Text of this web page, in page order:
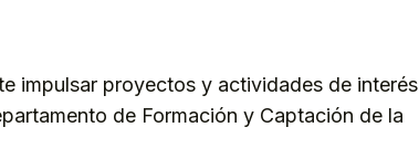
impulsar proyectos y actividades de interés
de Formación y Captación de la